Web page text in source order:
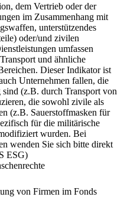
dem Vertrieb oder der
im Zusammenhang mit
unterstützendes
oder/und zivilen
umfassen
und ähnliche
Dieser Indikator ist
Unternehmen fallen, die
(z.B. durch Transport von
die sowohl zivile als
(z.B. Sauerstoffmasken für
für die militärische
wurden. Bei
wenden Sie sich bitte direkt
ESG)
von Firmen im Fonds